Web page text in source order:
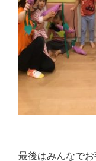
最後はみんなで